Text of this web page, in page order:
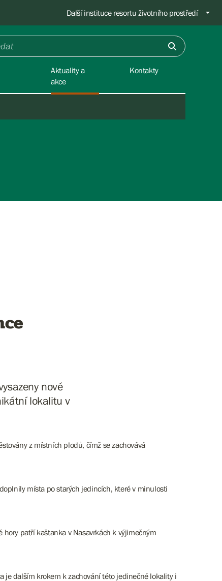
Další instituce resortu životního prostředí
Aktuality a
akce
Kontakty
nové
lokalitu v
z místních plodů, čímž se zachovává
místa po starých jedincích, které v minulosti
patří kaštanka v Nasavrkách k výjimečným
je dalším krokem k zachování této jedinečné lokality i